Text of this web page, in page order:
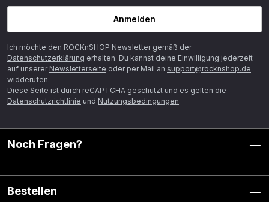
Anmelden
Ich möchte den ROCKnSHOP Newsletter gemäß der
Datenschutzerklärung erhalten. Du kannst deine Einwilligung jederzeit
auf unserer Newsletterseite oder per Mail an support@rocknshop.de
widderufen.
Diese Seite ist durch reCAPTCHA geschützt und es gelten die
Datenschutzrichtlinie und Nutzungsbedingungen.
Noch Fragen?
Bestellen